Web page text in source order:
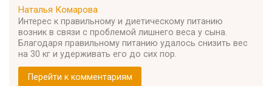
Наталья Комарова
Интерес к правильному и диетическому питанию
возник в связи с проблемой лишнего веса у сына.
Благодаря правильному питанию удалось снизить вес
на 30 кг и удерживать его до сих пор.
Перейти к комментариям